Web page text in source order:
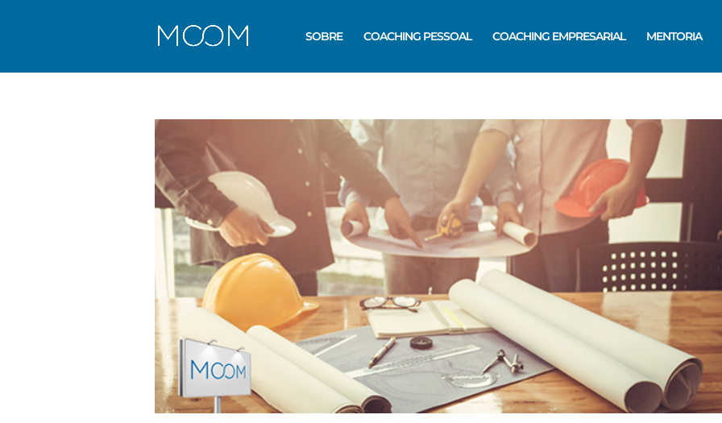
SOBRE COACHING PESSOAL COACHING EMPRESARIAL MENTORIA